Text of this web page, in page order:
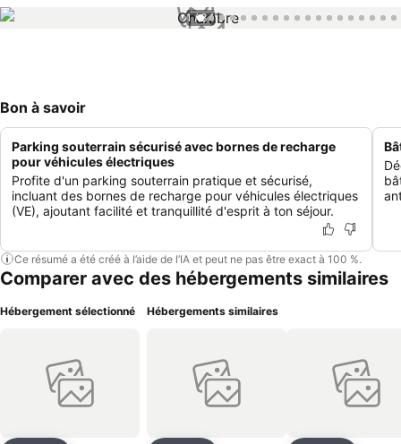
1 / 34
Bon à savoir
Parking souterrain sécurisé avec bornes de recharge
pour véhicules électriques
Profite d'un parking souterrain pratique et sécurisé,
incluant des bornes de recharge pour véhicules électriques
(VE), ajoutant facilité et tranquillité d'esprit à ton séjour.
Ce résumé a été créé à l’aide de l’IA et peut ne pas être exact à 100 %.
Comparer avec des hébergements similaires
Hébergement sélectionné Hébergements similaires